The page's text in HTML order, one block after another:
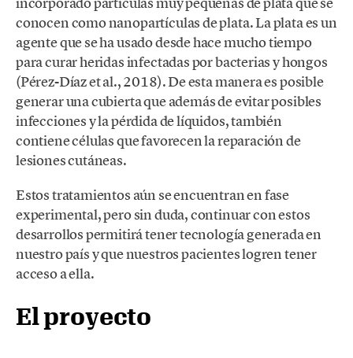
conocen como nanopartículas de plata. La plata es un
agente que se ha usado desde hace mucho tiempo
para curar heridas infectadas por bacterias y hongos
(Pérez-Díaz et al., 2018). De esta manera es posible
generar una cubierta que además de evitar posibles
infecciones y la pérdida de líquidos, también
contiene células que favorecen la reparación de
lesiones cutáneas.
Estos tratamientos aún se encuentran en fase
experimental, pero sin duda, continuar con estos
desarrollos permitirá tener tecnología generada en
nuestro país y que nuestros pacientes logren tener
acceso a ella.
El proyecto